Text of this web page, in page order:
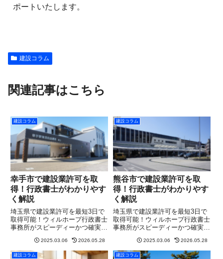
ポートいたします。
建設コラム
関連記事はこちら
建設コラム
幸手市で建設業許可を取
得！行政書士がわかりやす
く解説
埼玉県で建設業許可を最短3日で
取得可能！ウィルホープ行政書士
事務所がスピーディーかつ確実に
2025.03.06 2026.05.28
建設コラム
熊谷市で建設業許可を取
得！行政書士がわかりやす
く解説
埼玉県で建設業許可を最短3日で
取得可能！ウィルホープ行政書士
事務所がスピーディーかつ確実に
2025.03.06 2026.05.28
建設コラム 建設コラム